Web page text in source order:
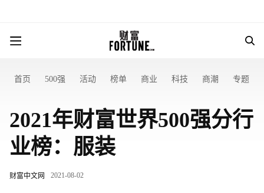
首页 500强 活动 榜单 商业 科技 商潮 专题
2021年财富世界500强分行
业榜：服装
财富中文网 2021-08-02